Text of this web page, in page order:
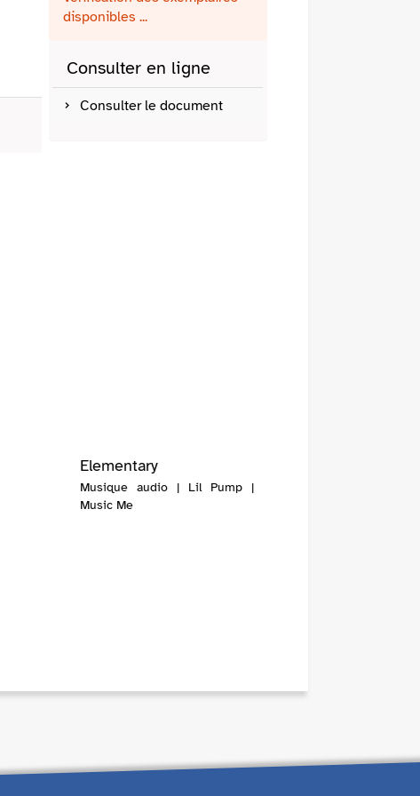
disponibles ...
Consulter en ligne
Consulter le document
Elementary
Musique audio | Lil Pump |
Music Me